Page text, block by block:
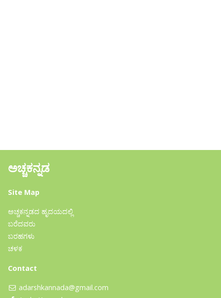
ಅಚ್ಚಕನ್ನಡ
Site Map
ಅಚ್ಚಕನ್ನಡದ ಹೃದಯದಲ್ಲಿ
ಬರೆದವರು
ಬರಹಗಳು
ಚಳಕ
Contact
adarshkannada@gmail.com